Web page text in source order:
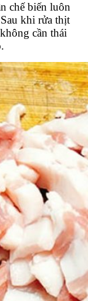
chế biến luôn
khi rửa thịt
cần thái